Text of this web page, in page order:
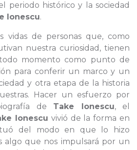
periodo histórico y la sociedad
Ionescu.
vidas de personas que, como
nuestra curiosidad, tienen
momento como punto de
para conferir un marco y un
y otra etapa de la historia
Hacer un esfuerzo por
de Take Ionescu, el
Ionescu vivió de la forma en
del modo en que lo hizo
algo que nos impulsará por un